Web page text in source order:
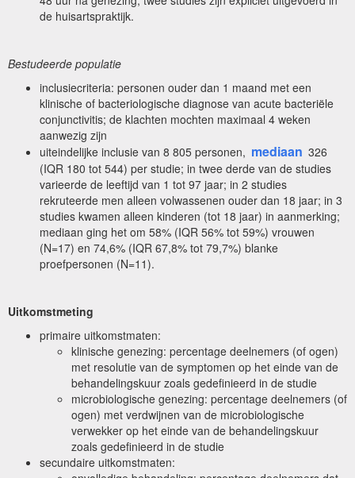
de huisartspraktijk.
Bestudeerde populatie
inclusiecriteria: personen ouder dan 1 maand met een
klinische of bacteriologische diagnose van acute bacteriële
conjunctivitis; de klachten mochten maximaal 4 weken
aanwezig zijn
uiteindelijke inclusie van 8 805 personen, mediaan 326
(IQR 180 tot 544) per studie; in twee derde van de studies
varieerde de leeftijd van 1 tot 97 jaar; in 2 studies
rekruteerde men alleen volwassenen ouder dan 18 jaar; in 3
studies kwamen alleen kinderen (tot 18 jaar) in aanmerking;
mediaan ging het om 58% (IQR 56% tot 59%) vrouwen
(N=17) en 74,6% (IQR 67,8% tot 79,7%) blanke
proefpersonen (N=11).
Uitkomstmeting
primaire uitkomstmaten:
klinische genezing: percentage deelnemers (of ogen)
met resolutie van de symptomen op het einde van de
behandelingskuur zoals gedefinieerd in de studie
microbiologische genezing: percentage deelnemers (of
ogen) met verdwijnen van de microbiologische
verwekker op het einde van de behandelingskuur
zoals gedefinieerd in de studie
secundaire uitkomstmaten: